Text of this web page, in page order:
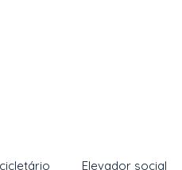
Elevador social